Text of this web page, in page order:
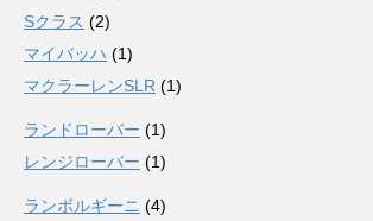
Sクラス (2)
マイバッハ (1)
マクラーレンSLR (1)
ランドローバー (1)
レンジローバー (1)
ランボルギーニ (4)